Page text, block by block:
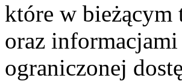
które w bieżącym
oraz
ograniczonej